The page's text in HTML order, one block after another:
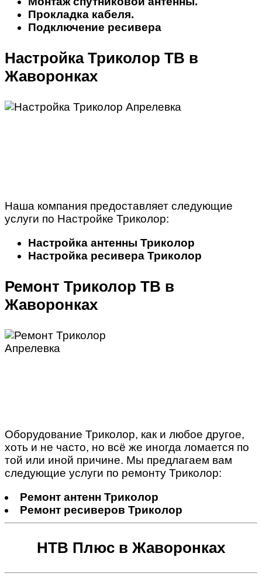
Прокладка кабеля.
Подключение ресивера
Настройка Триколор ТВ в
Жаворонках
Наша компания предоставляет следующие
услуги по Настройке Триколор:
Настройка антенны Триколор
Настройка ресивера Триколор
Ремонт Триколор ТВ в
Жаворонках
Оборудование Триколор, как и любое другое,
хоть и не часто, но всё же иногда ломается по
той или иной причине. Мы предлагаем вам
следующие услуги по ремонту Триколор:
Ремонт антенн Триколор
Ремонт ресиверов Триколор
НТВ Плюс в Жаворонках